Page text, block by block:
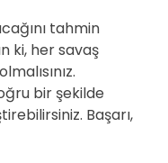
tahmin
ki, her savaş
bir şekilde
Başarı,